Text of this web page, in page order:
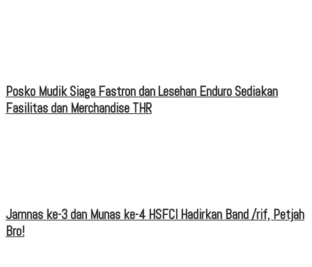
Posko Mudik Siaga Fastron dan Lesehan Enduro Sediakan
Fasilitas dan Merchandise THR
Jamnas ke-3 dan Munas ke-4 HSFCI Hadirkan Band /rif, Petjah
Bro!